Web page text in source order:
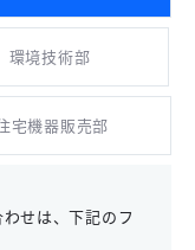
環境技術部
宅機器販売部
せは、下記のフ